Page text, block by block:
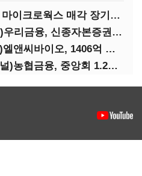
[IB토마토]한앤컴퍼니, 마이크로웍스 매각 장기화 대비…배당 회수판 깔았다
[IB토마토](Deal모니터)우리금융, 신종자본증권 발행했지만 차환금리 '부담'
[IB토마토](유증레이다)엘앤씨바이오, 1406억 유증…최대주주는 절반만 청약
[IB토마토](크레딧시그널)농협금융, 중앙회 1.2조 지원받아 생산적금융 확대